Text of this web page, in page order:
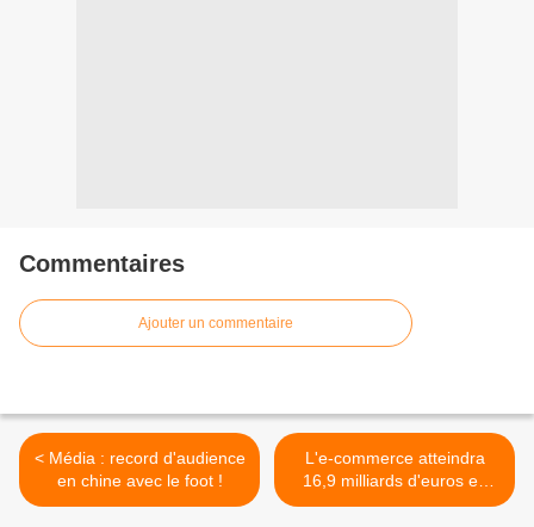
Commentaires
Ajouter un commentaire
< Média : record d'audience
en chine avec le foot !
L'e-commerce atteindra
16,9 milliards d'euros en
2010 >